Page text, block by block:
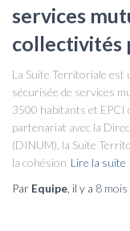
services
collectivités
La Suite Territoriale est
sécurisée de services
3500 habitants et EPCI
partenariat avec la
(DINUM), la Suite
la cohésion Lire la suite
Par Equipe , il y a 8 mois